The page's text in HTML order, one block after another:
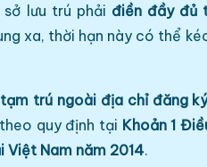
lưu trú phải điền đầy đủ
xa, thời hạn này có thể
trú ngoài địa chỉ đăng
quy định tại Khoản 1
Việt Nam năm 2014.